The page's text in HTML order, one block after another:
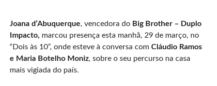
Joana d’Abuquerque, vencedora do Big Brother – Duplo
Impacto, marcou presença esta manhã, 29 de março, no
“Dois às 10”, onde esteve à conversa com Cláudio Ramos
e Maria Botelho Moniz, sobre o seu percurso na casa
mais vigiada do país.